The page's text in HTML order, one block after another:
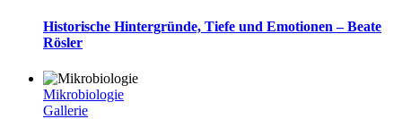
Historische Hintergründe, Tiefe und Emotionen – Beate
Rösler
Mikrobiologie
Gallerie